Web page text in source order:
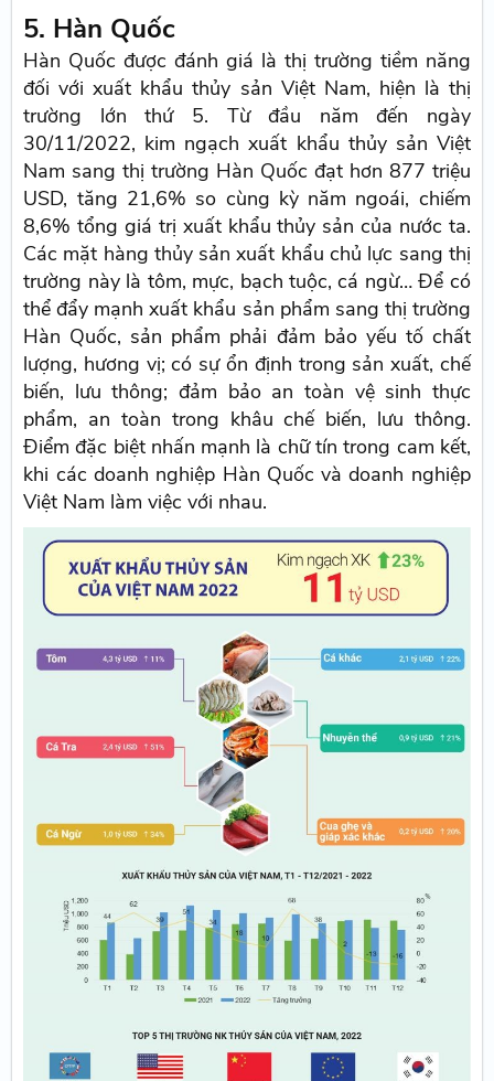
5. Hàn Quốc
Hàn Quốc được đánh giá là thị trường tiềm năng
đối với xuất khẩu thủy sản Việt Nam, hiện là thị
trường lớn thứ 5. Từ đầu năm đến ngày
30/11/2022, kim ngạch xuất khẩu thủy sản Việt
Nam sang thị trường Hàn Quốc đạt hơn 877 triệu
USD, tăng 21,6% so cùng kỳ năm ngoái, chiếm
8,6% tổng giá trị xuất khẩu thủy sản của nước ta.
Các mặt hàng thủy sản xuất khẩu chủ lực sang thị
trường này là tôm, mực, bạch tuộc, cá ngừ… Để có
thể đẩy mạnh xuất khẩu sản phẩm sang thị trường
Hàn Quốc, sản phẩm phải đảm bảo yếu tố chất
lượng, hương vị; có sự ổn định trong sản xuất, chế
biến, lưu thông; đảm bảo an toàn vệ sinh thực
phẩm, an toàn trong khâu chế biến, lưu thông.
Điểm đặc biệt nhấn mạnh là chữ tín trong cam kết,
khi các doanh nghiệp Hàn Quốc và doanh nghiệp
Việt Nam làm việc với nhau.